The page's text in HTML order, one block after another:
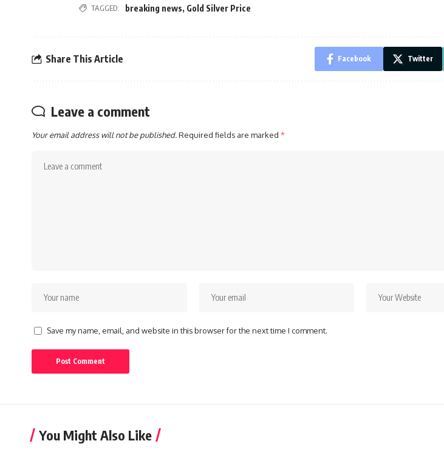
TAGGED: breaking news, Gold Silver Price
Share This Article Facebook Twitter
Leave a comment
Your email address will not be published.Required fields are marked *
Save my name, email, and website in this browser for the next time I comment.
You Might Also Like